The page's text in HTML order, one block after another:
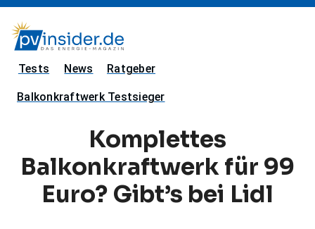
Tests News Ratgeber
Balkonkraftwerk Testsieger
Komplettes
Balkonkraftwerk für 99
Euro? Gibt’s bei Lidl